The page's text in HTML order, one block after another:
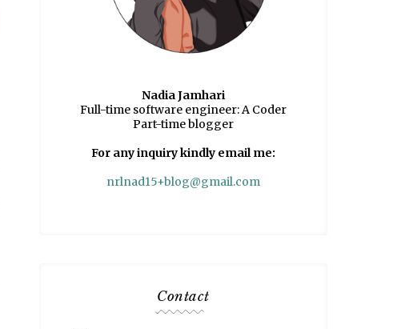
Nadia Jamhari
Full-time software engineer: A Coder
Part-time blogger
For any inquiry kindly email me:
nrlnad15+blog@gmail.com
Contact